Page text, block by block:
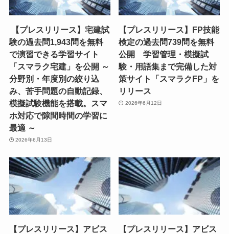
【プレスリリース】宅建試
験の過去問1,943問を無料
で演習できる学習サイト
「スマラク宅建」を公開 ～
分野別・年度別の絞り込
み、苦手問題の自動記録、
模擬試験機能を搭載。スマ
ホ対応で隙間時間の学習に
最適 ～
2026年6月13日
【プレスリリース】FP技能
検定の過去問739問を無料
公開 学習管理・模擬試
験・用語集まで完備した対
策サイト「スマラクFP」を
リリース
2026年6月12日
【プレスリリース】アビス
【プレスリリース】アビス